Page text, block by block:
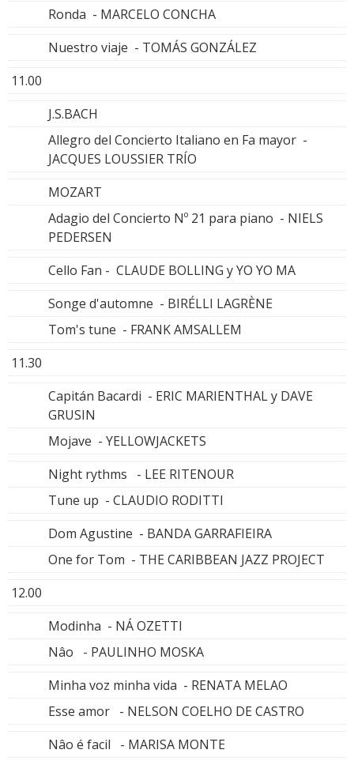
Ronda - MARCELO CONCHA
Nuestro viaje - TOMÁS GONZÁLEZ
11.00
J.S.BACH
Allegro del Concierto Italiano en Fa mayor -
JACQUES LOUSSIER TRÍO
MOZART
Adagio del Concierto Nº 21 para piano - NIELS
PEDERSEN
Cello Fan - CLAUDE BOLLING y YO YO MA
Songe d'automne - BIRÉLLI LAGRÈNE
Tom's tune - FRANK AMSALLEM
11.30
Capitán Bacardi - ERIC MARIENTHAL y DAVE
GRUSIN
Mojave - YELLOWJACKETS
Night rythms - LEE RITENOUR
Tune up - CLAUDIO RODITTI
Dom Agustine - BANDA GARRAFIEIRA
One for Tom - THE CARIBBEAN JAZZ PROJECT
12.00
Modinha - NÁ OZETTI
Nâo - PAULINHO MOSKA
Minha voz minha vida - RENATA MELAO
Esse amor - NELSON COELHO DE CASTRO
Nâo é facil - MARISA MONTE